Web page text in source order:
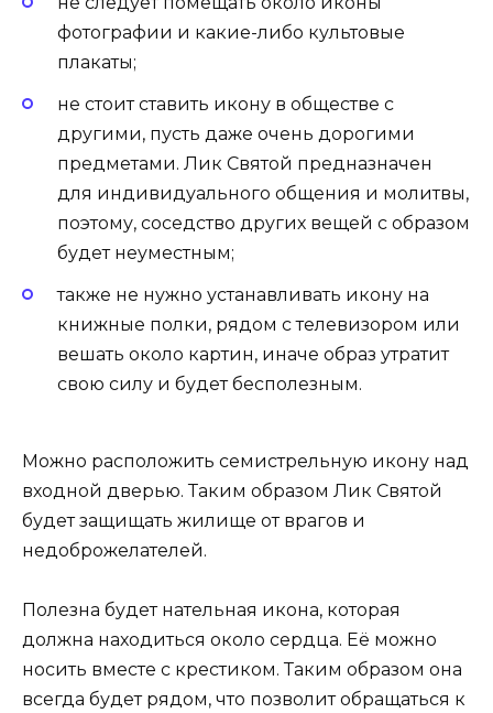
фотографии и какие-либо культовые
плакаты;
не стоит ставить икону в обществе с
другими, пусть даже очень дорогими
предметами. Лик Святой предназначен
для индивидуального общения и молитвы,
поэтому, соседство других вещей с образом
будет неуместным;
также не нужно устанавливать икону на
книжные полки, рядом с телевизором или
вешать около картин, иначе образ утратит
свою силу и будет бесполезным.
Можно расположить семистрельную икону над
входной дверью. Таким образом Лик Святой
будет защищать жилище от врагов и
недоброжелателей.
Полезна будет нательная икона, которая
должна находиться около сердца. Её можно
носить вместе с крестиком. Таким образом она
всегда будет рядом, что позволит обращаться к